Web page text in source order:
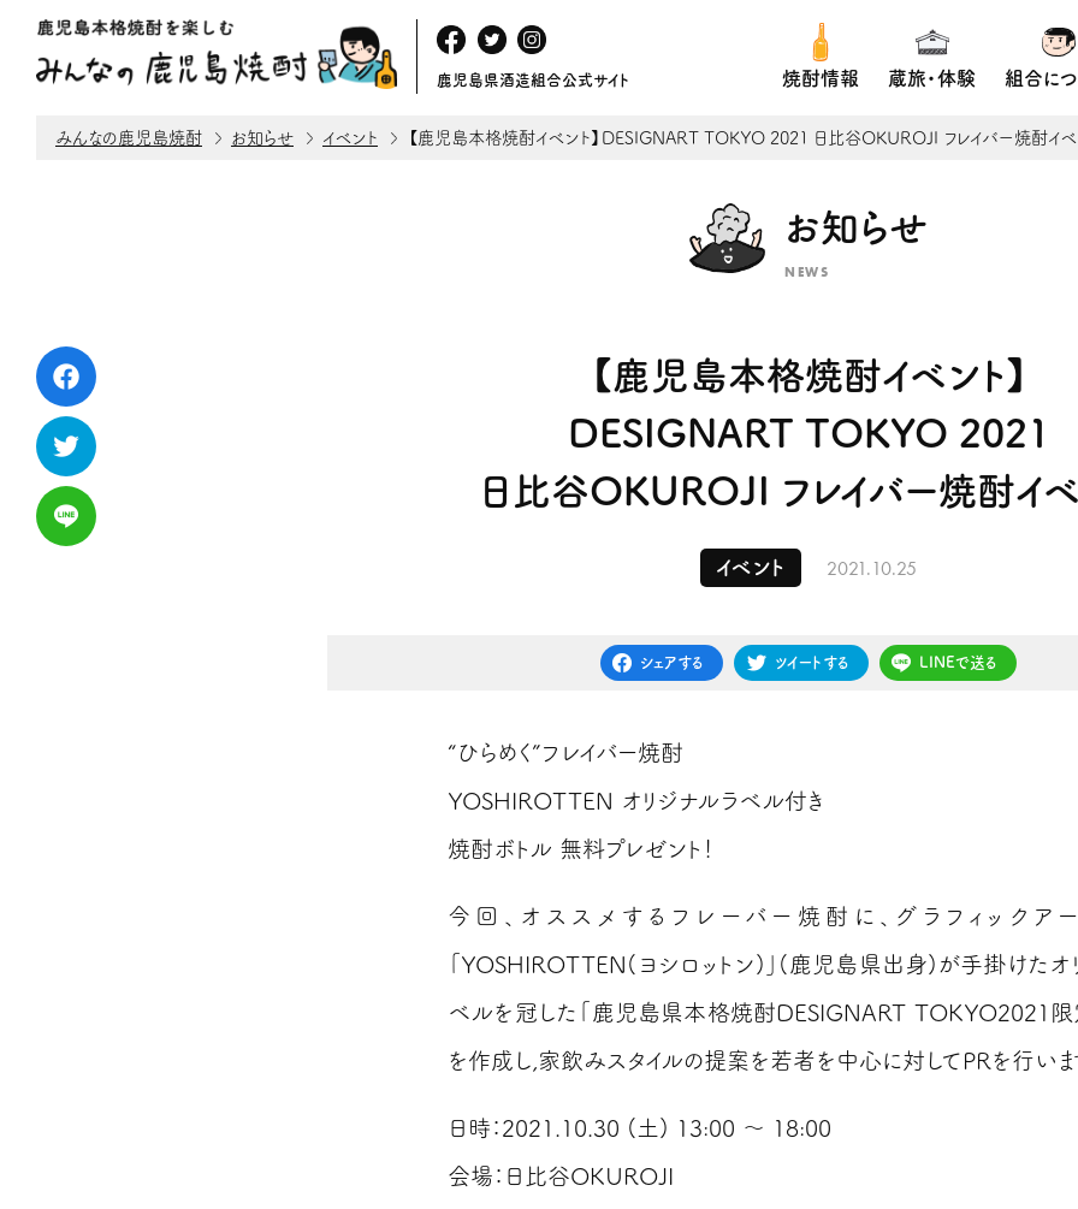
鹿児島県酒造組合公式サイト 焼酎情報 蔵旅・体験 組合に
みんなの鹿児島焼酎 お知らせ イベント 【鹿児島本格焼酎イベント】DESIGNART TOKYO 2021 日比谷OKUROJI フレイバー焼酎イベ
お知らせ
NEWS
【鹿児島本格焼酎イベント】
DESIGNART TOKYO 2021
日比谷OKUROJI フレイバー焼酎イベ
イベント 2021.10.25
シェアする ツイートする LINEで送る
“ひらめく”フレイバー焼酎
YOSHIROTTEN オリジナルラベル付き
焼酎ボトル 無料プレゼント！
今回、オススメするフレーバー焼酎に、グラフィックア
「YOSHIROTTEN(ヨシロットン)」(鹿児島県出身)が手掛けたオ
ベルを冠した「鹿児島県本格焼酎DESIGNART TOKYO2021限
を作成し,家飲みスタイルの提案を若者を中心に対してPRを行いま
日時：2021.10.30 (土) 13:00 ～ 18:00
会場：日比谷OKUROJI